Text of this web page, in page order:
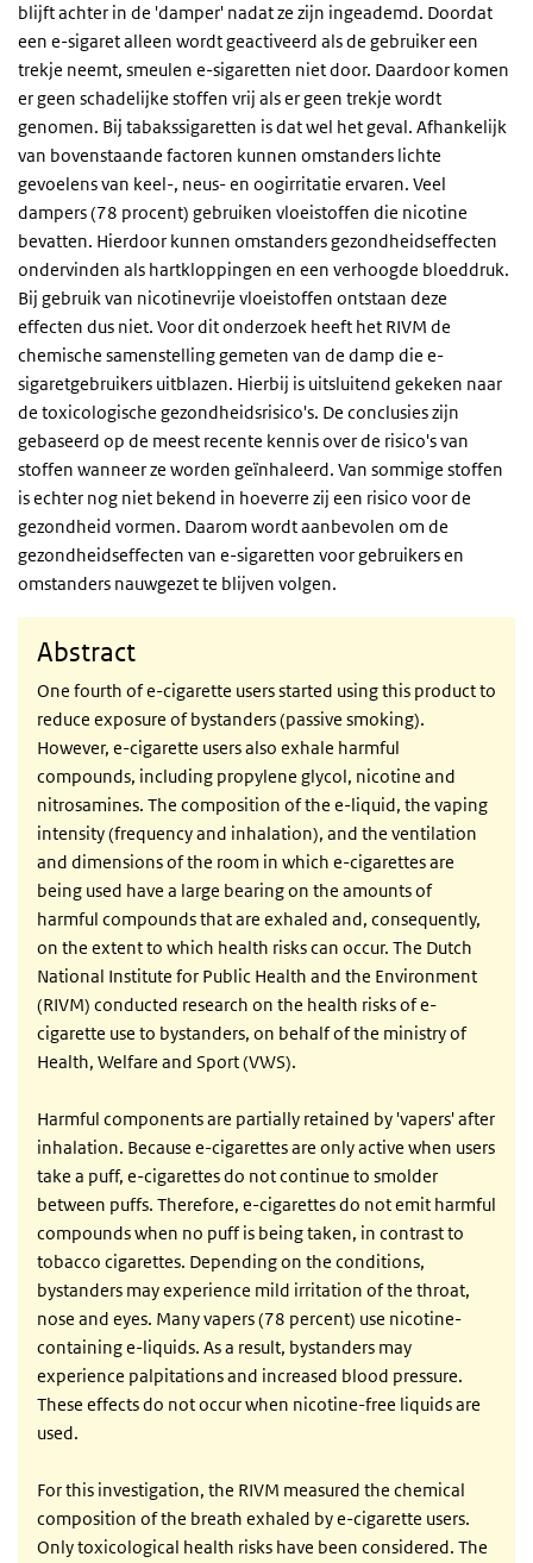
blijft achter in de 'damper' nadat ze zijn ingeademd. Doordat
een e-sigaret alleen wordt geactiveerd als de gebruiker een
trekje neemt, smeulen e-sigaretten niet door. Daardoor komen
er geen schadelijke stoffen vrij als er geen trekje wordt
genomen. Bij tabakssigaretten is dat wel het geval. Afhankelijk
van bovenstaande factoren kunnen omstanders lichte
gevoelens van keel-, neus- en oogirritatie ervaren. Veel
dampers (78 procent) gebruiken vloeistoffen die nicotine
bevatten. Hierdoor kunnen omstanders gezondheidseffecten
ondervinden als hartkloppingen en een verhoogde bloeddruk.
Bij gebruik van nicotinevrije vloeistoffen ontstaan deze
effecten dus niet. Voor dit onderzoek heeft het RIVM de
chemische samenstelling gemeten van de damp die e-
sigaretgebruikers uitblazen. Hierbij is uitsluitend gekeken naar
de toxicologische gezondheidsrisico's. De conclusies zijn
gebaseerd op de meest recente kennis over de risico's van
stoffen wanneer ze worden geïnhaleerd. Van sommige stoffen
is echter nog niet bekend in hoeverre zij een risico voor de
gezondheid vormen. Daarom wordt aanbevolen om de
gezondheidseffecten van e-sigaretten voor gebruikers en
omstanders nauwgezet te blijven volgen.
Abstract
One fourth of e-cigarette users started using this product to
reduce exposure of bystanders (passive smoking).
However, e-cigarette users also exhale harmful
compounds, including propylene glycol, nicotine and
nitrosamines. The composition of the e-liquid, the vaping
intensity (frequency and inhalation), and the ventilation
and dimensions of the room in which e-cigarettes are
being used have a large bearing on the amounts of
harmful compounds that are exhaled and, consequently,
on the extent to which health risks can occur. The Dutch
National Institute for Public Health and the Environment
(RIVM) conducted research on the health risks of e-
cigarette use to bystanders, on behalf of the ministry of
Health, Welfare and Sport (VWS).
Harmful components are partially retained by 'vapers' after
inhalation. Because e-cigarettes are only active when users
take a puff, e-cigarettes do not continue to smolder
between puffs. Therefore, e-cigarettes do not emit harmful
compounds when no puff is being taken, in contrast to
tobacco cigarettes. Depending on the conditions,
bystanders may experience mild irritation of the throat,
nose and eyes. Many vapers (78 percent) use nicotine-
containing e-liquids. As a result, bystanders may
experience palpitations and increased blood pressure.
These effects do not occur when nicotine-free liquids are
used.
For this investigation, the RIVM measured the chemical
composition of the breath exhaled by e-cigarette users.
Only toxicological health risks have been considered. The